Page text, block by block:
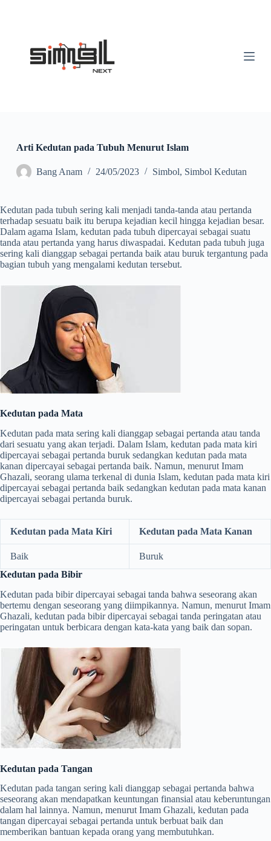
Arti Kedutan pada Tubuh Menurut Islam
Bang Anam 24/05/2023 Simbol, Simbol Kedutan
Kedutan pada tubuh sering kali menjadi tanda-tanda atau pertanda
terhadap sesuatu baik itu berupa kejadian kecil hingga kejadian besar.
Dalam agama Islam, kedutan pada tubuh dipercayai sebagai suatu
tanda atau pertanda yang harus diwaspadai. Kedutan pada tubuh juga
sering kali dianggap sebagai pertanda baik atau buruk tergantung pada
bagian tubuh yang mengalami kedutan tersebut.
Kedutan pada Mata
Kedutan pada mata sering kali dianggap sebagai pertanda atau tanda
dari sesuatu yang akan terjadi. Dalam Islam, kedutan pada mata kiri
dipercayai sebagai pertanda buruk sedangkan kedutan pada mata
kanan dipercayai sebagai pertanda baik. Namun, menurut Imam
Ghazali, seorang ulama terkenal di dunia Islam, kedutan pada mata kiri
dipercayai sebagai pertanda baik sedangkan kedutan pada mata kanan
dipercayai sebagai pertanda buruk.
Kedutan pada Mata Kiri Kedutan pada Mata Kanan
Baik
Buruk
Kedutan pada Bibir
Kedutan pada bibir dipercayai sebagai tanda bahwa seseorang akan
bertemu dengan seseorang yang diimpikannya. Namun, menurut Imam
Ghazali, kedutan pada bibir dipercayai sebagai tanda peringatan atau
peringatan untuk berbicara dengan kata-kata yang baik dan sopan.
Kedutan pada Tangan
Kedutan pada tangan sering kali dianggap sebagai pertanda bahwa
seseorang akan mendapatkan keuntungan finansial atau keberuntungan
dalam hal lainnya. Namun, menurut Imam Ghazali, kedutan pada
tangan dipercayai sebagai pertanda untuk berbuat baik dan
memberikan bantuan kepada orang yang membutuhkan.